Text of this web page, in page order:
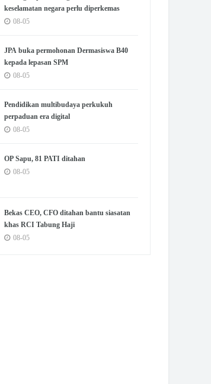
keselamatan negara perlu diperkemas
08-05
JPA buka permohonan Dermasiswa B40
kepada lepasan SPM
08-05
Pendidikan multibudaya perkukuh
perpaduan era digital
08-05
OP Sapu, 81 PATI ditahan
08-05
Bekas CEO, CFO ditahan bantu siasatan
khas RCI Tabung Haji
08-05